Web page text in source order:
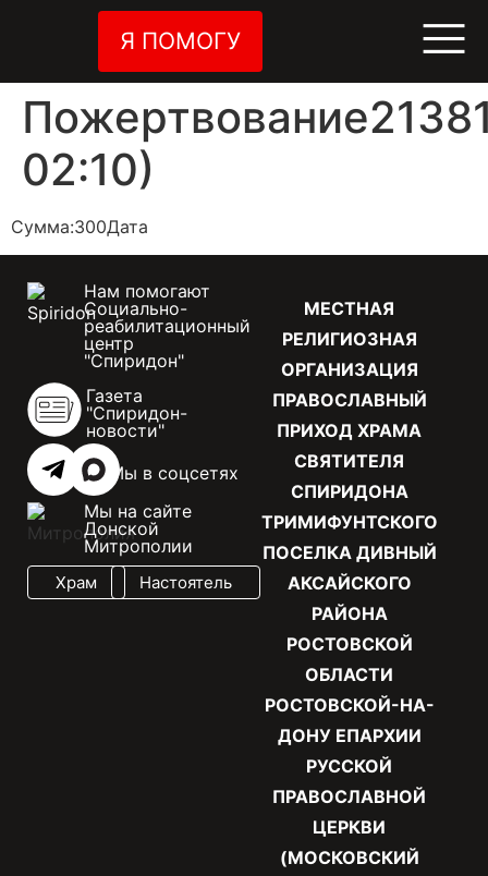
Я ПОМОГУ
02:10)
Сумма:300Дата
МЕСТНАЯ
РЕЛИГИОЗНАЯ
ОРГАНИЗАЦИЯ
ПРАВОСЛАВНЫЙ
ПРИХОД ХРАМА
СВЯТИТЕЛЯ
СПИРИДОНА
ТРИМИФУНТСКОГО
ПОСЕЛКА ДИВНЫЙ
АКСАЙСКОГО
РАЙОНА
РОСТОВСКОЙ
ОБЛАСТИ
РОСТОВСКОЙ-НА-
ДОНУ ЕПАРХИИ
РУССКОЙ
ПРАВОСЛАВНОЙ
ЦЕРКВИ
(МОСКОВСКИЙ
Нам помогают
Социально-
реабилитационный
центр
"Спиридон"
Газета
"Спиридон-
новости"
Мы в соцсетях
Мы на сайте
Донской
Митрополии
Храм Настоятель